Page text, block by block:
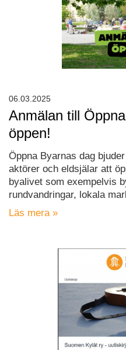
Anmälan till
öppen!
Öppna Byarnas dag
aktörer och eldsjälar att
byalivet som exempelvis
rundvandringar, lokala
Läs mera »
06.03.2025